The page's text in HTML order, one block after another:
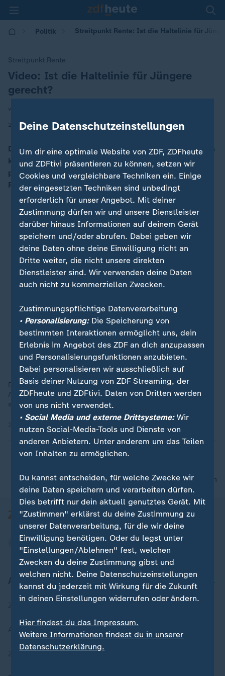
Politik Streitpunkt Rente: Ist die Haltelinie für
Streitpunkt Rente
:
Video: Ist die Haltelinie für Jüngere
gerecht?
von Daniel Pontzen
25.11.2025 | 17:00
Die Haltelinie stützt den sogenannten Rentenwert. Das
kann Altersarmut verhindern helfen. Noch mehr aber
profitiert eine andere Gruppe. Wichtig ist es,
Rentenpunkte zu sammeln.
Die Haltelinie stützt den sogenannten Rentenwert. Das kann
Altersarmut verhindern helfen. Noch mehr aber profitiert eine
andere Gruppe. Wichtig ist es, Rentenpunkte zu sammeln.
25.11.2025 | 1:51 min
nach oben
Aktuell bei ZDFheute
Aktuelle Sendungs-Videos
ZDFheute Stories
Deine Datenschutzeinstellungen
Um dir eine optimale Website von ZDF, ZDFheute
und ZDFtivi präsentieren zu können, setzen wir
Cookies und vergleichbare Techniken ein. Einige
der eingesetzten Techniken sind unbedingt
erforderlich für unser Angebot. Mit deiner
Zustimmung dürfen wir und unsere Dienstleister
darüber hinaus Informationen auf deinem Gerät
speichern und/oder abrufen. Dabei geben wir
deine Daten ohne deine Einwilligung nicht an
Dritte weiter, die nicht unsere direkten
Dienstleister sind. Wir verwenden deine Daten
auch nicht zu kommerziellen Zwecken.
Zustimmungspflichtige Datenverarbeitung
• Personalisierung:Die Speicherung von
bestimmten Interaktionen ermöglicht uns, dein
Erlebnis im Angebot des ZDF an dich anzupassen
und Personalisierungsfunktionen anzubieten.
Dabei personalisieren wir ausschließlich auf
Basis deiner Nutzung von ZDF Streaming, der
ZDFheute und ZDFtivi. Daten von Dritten werden
von uns nicht verwendet.
• Social Media und externe Drittsysteme:Wir
nutzen Social-Media-Tools und Dienste von
anderen Anbietern. Unter anderem um das Teilen
von Inhalten zu ermöglichen.
Du kannst entscheiden, für welche Zwecke wir
deine Daten speichern und verarbeiten dürfen.
Dies betrifft nur dein aktuell genutztes Gerät. Mit
"Zustimmen" erklärst du deine Zustimmung zu
unserer Datenverarbeitung, für die wir deine
Einwilligung benötigen. Oder du legst unter
"Einstellungen/Ablehnen" fest, welchen
Zwecken du deine Zustimmung gibst und
welchen nicht. Deine Datenschutzeinstellungen
kannst du jederzeit mit Wirkung für die Zukunft
in deinen Einstellungen widerrufen oder ändern.
Hier findest du das Impressum.
Weitere Informationen findest du in unserer
Datenschutzerklärung.